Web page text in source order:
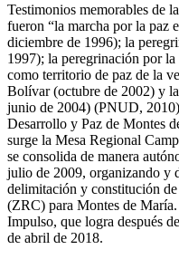
Testimonios memorables de
fueron “la marcha por la paz
diciembre de 1996); la
1997); la peregrinación por
como territorio de paz de la
Bolívar (octubre de 2002) y
junio de 2004) (PNUD,
Desarrollo y Paz de Montes
surge la Mesa Regional
se consolida de manera
julio de 2009, organizando y
delimitación y constitución
(ZRC) para Montes de
Impulso, que logra después
de abril de 2018.